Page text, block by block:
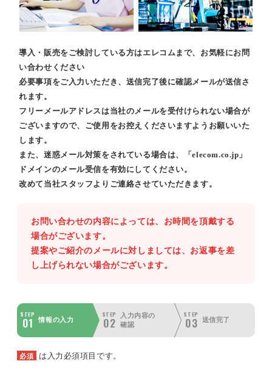
導入・販売をご検討している方はエレコムまで、お気軽にお問
い合わせください
必要事項をご入力いただき、送信完了後に確認メールが送信さ
れます。
フリーメールアドレスは当社のメールを受付けられない場合が
ございますので、ご使用をお控えくださいますようお願いいた
します。
また、迷惑メール対策をされている場合は、「elecom.co.jp」
ドメインのメール受信を有効にしてください。
改めて当社スタッフよりご連絡させていただきます。
お問い合わせの内容によっては、お時間を頂戴する
場合がございます。
提案やご紹介のメールに対しましては、お返事を差
し上げられない場合がございます。
STEP
01 情報の入力
STEP
02
入力内容の
確認
STEP
03 送信完了
必須 は入力必須項目です。